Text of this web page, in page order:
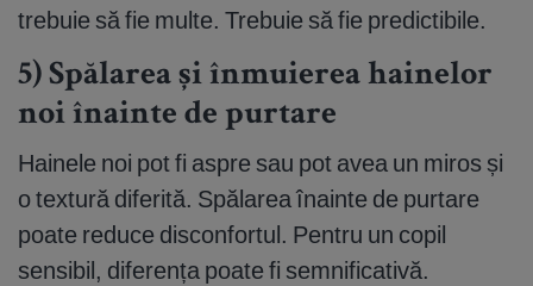
trebuie să fie multe. Trebuie să fie predictibile.
5) Spălarea și înmuierea hainelor
noi înainte de purtare
Hainele noi pot fi aspre sau pot avea un miros și
o textură diferită. Spălarea înainte de purtare
poate reduce disconfortul. Pentru un copil
sensibil, diferența poate fi semnificativă.